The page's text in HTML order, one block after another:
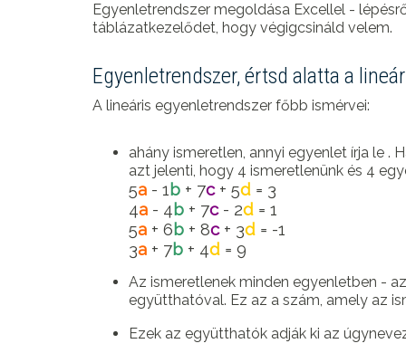
Egyenletrendszer megoldása Excellel -
táblázatkezelődet, hogy végigcsináld velem.
Egyenletrendszer, értsd alatta a
A lineáris egyenletrendszer főbb ismérvei:
ahány ismeretlen, annyi egyenlet írja le .
azt jelenti, hogy 4 ismeretlenünk és 4
5a - 1b + 7c + 5d = 3
4a - 4b + 7c - 2d = 1
5a + 6b + 8c + 3d = -1
3a + 7b + 4d = 9
Az ismeretlenek minden egyenletben -
együtthatóval. Ez az a szám, amely az
Ezek az együtthatók adják ki az